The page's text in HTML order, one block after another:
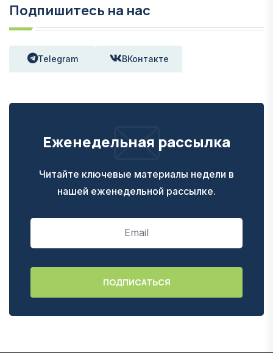
Подпишитесь на нас
Telegram ВКонтакте
Еженедельная рассылка
Читайте ключевые материалы недели в
нашей еженедельной рассылке.